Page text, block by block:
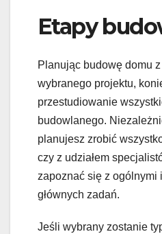
Etapy
Planując budowę domu
wybranego projektu,
przestudiowanie
budowlanego.
planujesz zrobić
czy z udziałem
zapoznać się z ogólnymi
głównych zadań.
Jeśli wybrany zostanie